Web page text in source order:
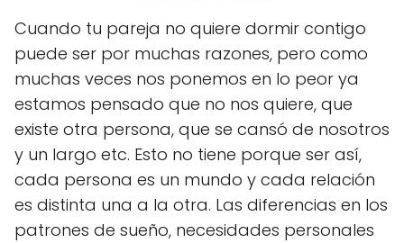
Cuando tu pareja no quiere dormir contigo
puede ser por muchas razones, pero como
muchas veces nos ponemos en lo peor ya
estamos pensado que no nos quiere, que
existe otra persona, que se cansó de nosotros
y un largo etc. Esto no tiene porque ser así,
cada persona es un mundo y cada relación
es distinta una a la otra. Las diferencias en los
patrones de sueño, necesidades personales